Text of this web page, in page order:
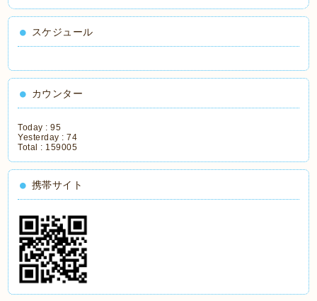
スケジュール
カウンター
Today :95
Yesterday :74
Total : 159005
携帯サイト